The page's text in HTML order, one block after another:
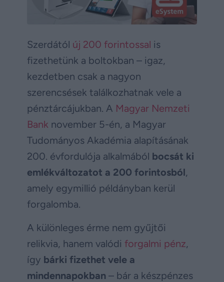
Szerdától új 200 forintossal is
fizethetünk a boltokban – igaz,
kezdetben csak a nagyon
szerencsések találkozhatnak vele a
pénztárcájukban. A Magyar Nemzeti
Bank november 5-én, a Magyar
Tudományos Akadémia alapításának
200. évfordulója alkalmából bocsát ki
emlékváltozatot a 200 forintosból,
amely egymillió példányban kerül
forgalomba.
A különleges érme nem gyűjtői
relikvia, hanem valódi forgalmi pénz,
így bárki fizethet vele a
mindennapokban – bár a készpénzes